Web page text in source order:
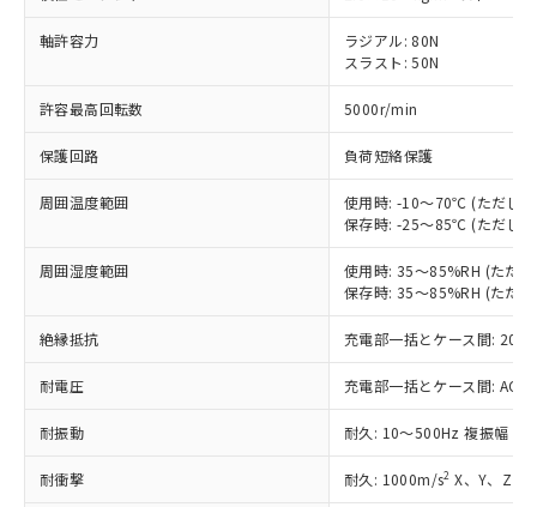
軸許容力
ラジアル: 80N
スラスト: 50N
許容最高回転数 5000r/min
保護回路 負荷短絡保護
周囲温度範囲
使用時: -10～70℃ (ただし
保存時: -25～85℃ (ただし
周囲湿度範囲
使用時: 35～85%RH (ただ
保存時: 35～85%RH (ただ
絶縁抵抗 充電部一括とケース間:
耐電圧 充電部一括とケース間:
耐振動 耐久: 10～500Hz 複振幅
耐衝撃 耐久: 1000m/s2 X、Y、Z 各
以下の条件をお読みいただき、同意のうえ
ご利用ください。
本サービスは、当社制御機器事業取扱
商品の当社在庫状況および標準価格
当社制御機器事業取扱商品の中には、
本サービスの対象外となる商品もある
ことをご了承ください。
在庫状況および標準価格照会結果は、
記載している更新日時点での社内デー
タに基づき作成されるものであり、閲
覧された時点での実際の在庫および標
準価格とは異なる場合があることをご
対応予定：EU RoHS指令（10物質）の非含
有に対応した製品に切り替える予定のある
対応予定なし：EU RoHS指令（10物質）の
非含有に非対応の商品で、対応品を出す予
定はありません。
調査・確認中：EU RoHS指令（10物質）の
非含有の対応状況を調査中または確認中の
非該当品：ライセンス料など無形物で、有
害物質有無と関係のない商品です。
仕入先様の事情により、非含有部品として
いたものが、含有品と判明した場合などや
むを得ず変更することがあります。
鉛(Pb) 1000ppm以下、 水銀(Hg) 1000ppm以下、 カド
六価クロム(Cr(Ⅵ)) 1000ppm以下、ポリ臭化ビフェニル
類(PBB) 1000ppm以下、ポリ臭化ジフェニルエーテル類
※1 中国RoHS○×表
「○」：最大均質材料含有率が中国RoHSの
基準値以下であることを示します。
「×」：最大均質材料含有率が中国RoHSの
基準値を超えていることを示します。
「－」：未確認です。当社販売部門へお問
*中国RoHS10物質の基準値 (GB/T26572)：
Pb(鉛) :1000ppm、 Hg(水銀) : 1000ppm、 Cd(カドミウ
当社は、これら貴社製品のうち、外国
為替および外国貿易法に定める商品
（以下｢規制貨物等」という）を輸出
または国外への提供する場合は、日本
国政府の輸出許可(または役務取引許
可)を取得するなどの必要な手続きを